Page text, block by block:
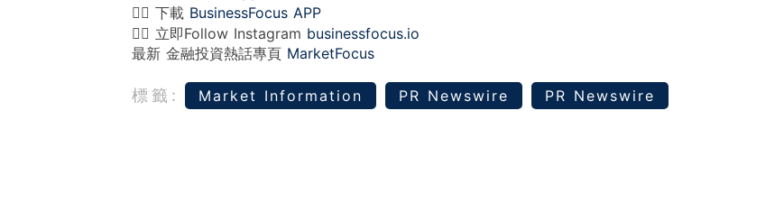
👉🏻 下載 BusinessFocus APP
👉🏻 立即Follow Instagram businessfocus.io
最新 金融投資熱話專頁 MarketFocus
標籤: Market Information PR Newswire PR Newswire